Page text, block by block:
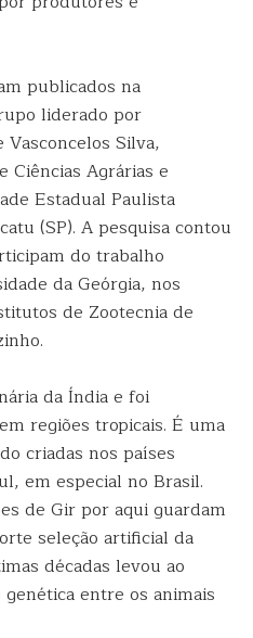
publicados na
liderado por
Silva,
Ciências Agrárias e
Estadual Paulista
(SP). A pesquisa contou
do trabalho
da Geórgia, nos
de Zootecnia de
da Índia e foi
regiões tropicais. É uma
criadas nos países
em especial no Brasil.
de Gir por aqui guardam
seleção artificial da
décadas levou ao
entre os animais